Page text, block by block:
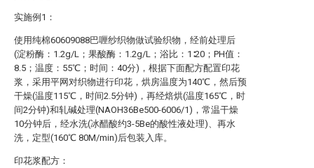
实施例1：
使用纯棉60609088巴喱纱织物做试验织物，经前处理后
(淀粉酶：1.2g/L；果酸酶：1.2g/L；浴比：1∶20；PH值：
8.5；温度：55℃；时间：40分)，根据下面配方配置印花
浆，采用平网对织物进行印花，烘房温度为140℃，然后预
干燥(温度115℃，时间2.5分钟)，再经焙烘(温度165℃，时
间2分钟)和轧碱处理(NAOH36Be500-6006/1)，常温干燥
10分钟后，经水洗(冰醋酸约3-5Be的酸性液处理)、再水
洗，定型(160℃ 80M/min)后包装入库。
印花浆配方：